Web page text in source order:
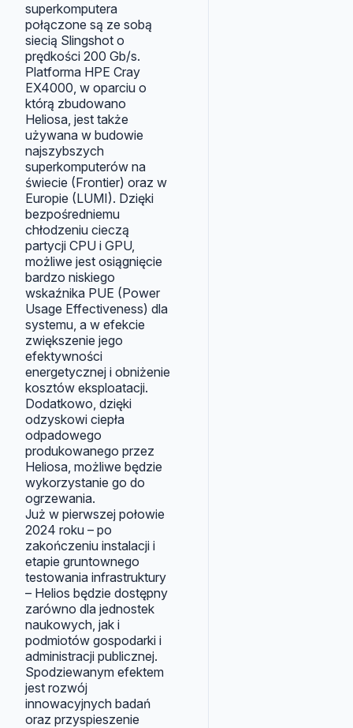
superkomputera
połączone są ze sobą
siecią Slingshot o
prędkości 200 Gb/s.
Platforma HPE Cray
EX4000, w oparciu o
którą zbudowano
Heliosa, jest także
używana w budowie
najszybszych
superkomputerów na
świecie (Frontier) oraz w
Europie (LUMI). Dzięki
bezpośredniemu
chłodzeniu cieczą
partycji CPU i GPU,
możliwe jest osiągnięcie
bardzo niskiego
wskaźnika PUE (Power
Usage Effectiveness) dla
systemu, a w efekcie
zwiększenie jego
efektywności
energetycznej i obniżenie
kosztów eksploatacji.
Dodatkowo, dzięki
odzyskowi ciepła
odpadowego
produkowanego przez
Heliosa, możliwe będzie
wykorzystanie go do
ogrzewania.
Już w pierwszej połowie
2024 roku – po
zakończeniu instalacji i
etapie gruntownego
testowania infrastruktury
– Helios będzie dostępny
zarówno dla jednostek
naukowych, jak i
podmiotów gospodarki i
administracji publicznej.
Spodziewanym efektem
jest rozwój
innowacyjnych badań
oraz przyspieszenie